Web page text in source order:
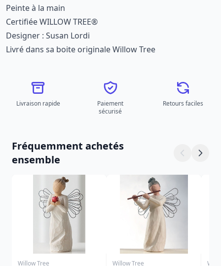
Peinte à la main
Certifiée WILLOW TREE®
Designer : Susan Lordi
Livré dans sa boite originale Willow Tree
Livraison rapide
Paiement
sécurisé
Retours faciles
Fréquemment achetés
ensemble
Willow Tree Willow Tree